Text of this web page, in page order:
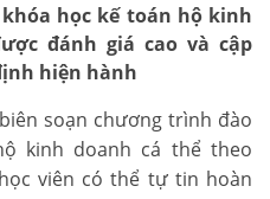
học kế toán hộ kinh
đánh giá cao và cập
hiện hành
soạn chương trình đào
kinh doanh cá thể theo
viên có thể tự tin hoàn